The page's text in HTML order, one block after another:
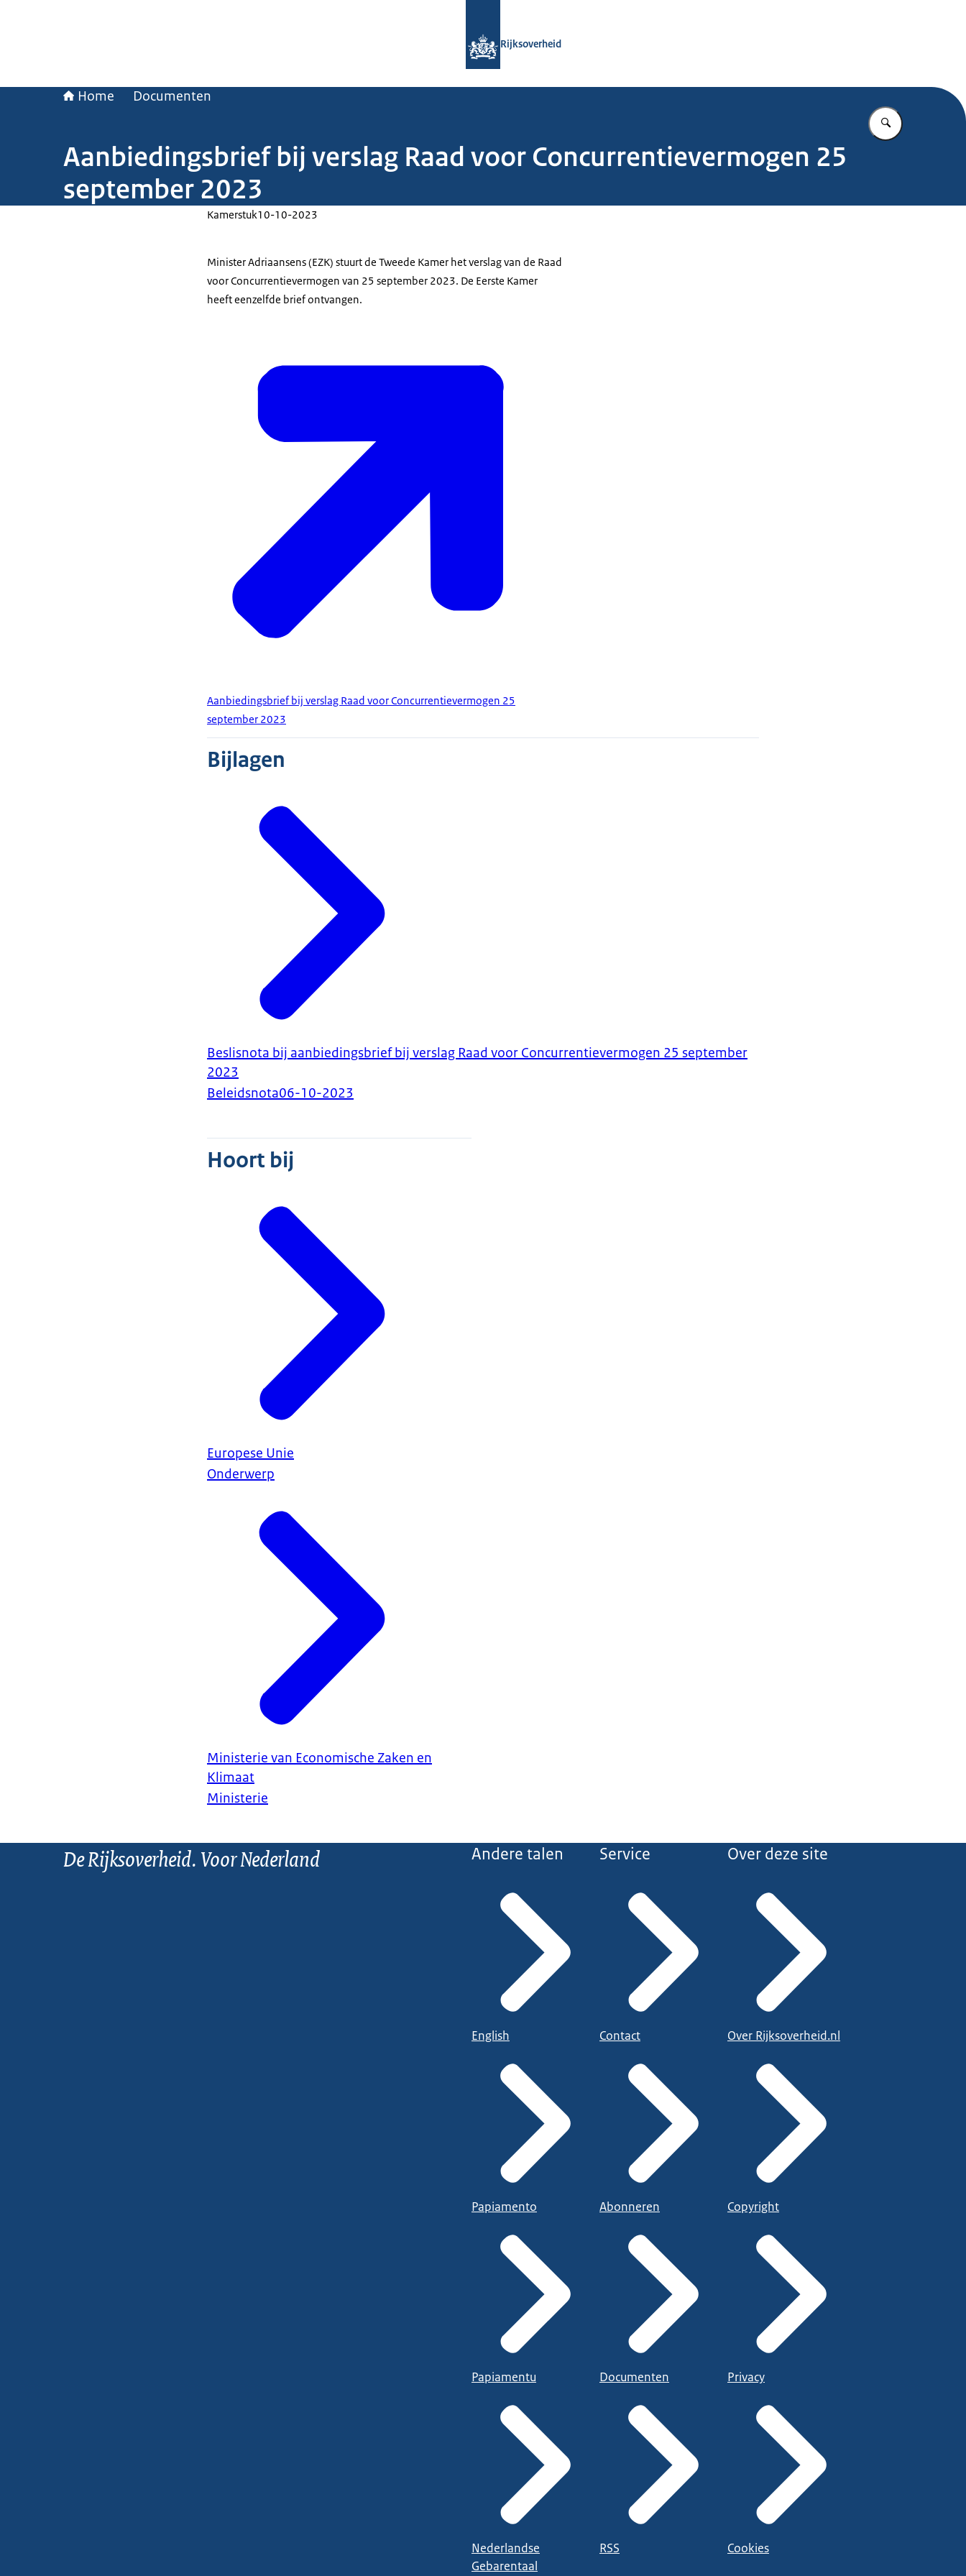
Rijksoverheid
Home Documenten
Vul in wat u
Aanbiedingsbrief bij verslag Raad voor Concurrentievermogen 25
september 2023
Kamerstuk10-10-2023
Minister Adriaansens (EZK) stuurt de Tweede Kamer het verslag van de Raad
voor Concurrentievermogen van 25 september 2023. De Eerste Kamer
heeft eenzelfde brief ontvangen.
Aanbiedingsbrief bij verslag Raad voor Concurrentievermogen 25
september 2023
Bijlagen
Beslisnota bij aanbiedingsbrief bij verslag Raad voor Concurrentievermogen 25 september
2023
Beleidsnota06-10-2023
Hoort bij
Europese Unie
Onderwerp
Ministerie van Economische Zaken en
Klimaat
Ministerie
De Rijksoverheid. Voor Nederland Andere talen
English
Papiamento
Papiamentu
Nederlandse
Gebarentaal
Service
Contact
Abonneren
Documenten
RSS
Over deze site
Over Rijksoverheid.nl
Copyright
Privacy
Cookies